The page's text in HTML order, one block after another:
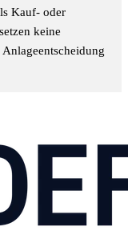
Kauf- oder
keine